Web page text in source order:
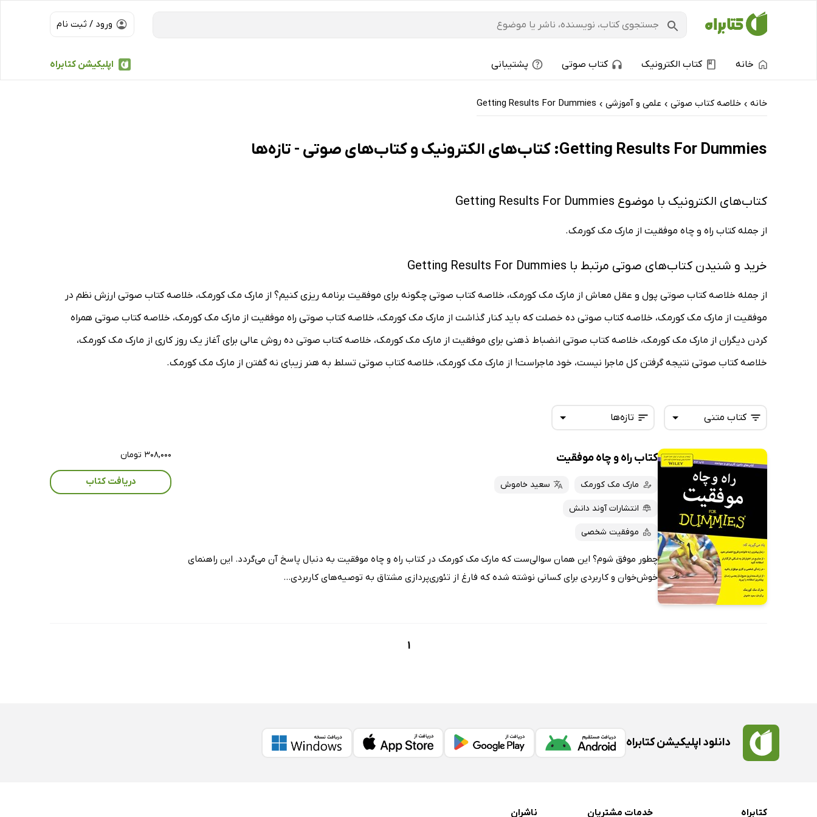
ورود / ثبت نام
اپلیکیشن کتابراه خانه کتاب الکترونیک کتاب صوتی پشتیبانی
خانه › خلاصه کتاب صوتی › علمی و آموزشی ›
Getting Results For Dummies
Getting Results For Dummies: کتاب‌های الکترونیک و کتاب‌های صوتی - تازه‌ها
کتاب‌های الکترونیک با موضوع Getting Results For Dummies
از جمله کتاب راه و چاه موفقیت از مارک مک کورمک.
خرید و شنیدن کتاب‌های صوتی مرتبط با Getting Results For Dummies
از جمله خلاصه کتاب صوتی پول و عقل معاش از مارک مک کورمک، خلاصه کتاب صوتی چگونه برای موفقیت برنامه ریزی کنیم؟ از مارک مک کورمک، خلاصه کتاب صوتی ارزش نظم در
موفقیت از مارک مک کورمک، خلاصه کتاب صوتی ده خصلت که باید کنار گذاشت از مارک مک کورمک، خلاصه کتاب صوتی راه موفقیت از مارک مک کورمک، خلاصه کتاب صوتی همراه
کردن دیگران از مارک مک کورمک، خلاصه کتاب صوتی انضباط ذهنی برای موفقیت از مارک مک کورمک، خلاصه کتاب صوتی ده روش عالی برای آغاز یک روز کاری از مارک مک کورمک،
خلاصه کتاب صوتی نتیجه گرفتن کل ماجرا نیست، خود ماجراست! از مارک مک کورمک، خلاصه کتاب صوتی تسلط به هنر زیبای نه گفتن از مارک مک کورمک.
تازه‌ها
تازه‌ها
داغ‌ترین‌ها
پرفروش‌ها
پربحث‌ها
کتاب متنی
همه کتاب‌ها
کتاب‌های صوتی
کتاب‌های متنی
کتاب راه و چاه موفقیت
مارک مک کورمک سعید خاموش
انتشارات آوند دانش
موفقیت شخصی
چطور موفق شوم؟ این همان سوالی‌ست که مارک مک کورمک در کتاب راه و چاه موفقیت به دنبال پاسخ آن می‌گردد. این راهنمای
خوش‌خوان و کاربردی برای کسانی نوشته شده که فارغ از تئوری‌پردازی مشتاق به توصیه‌های کاربردی...
۳۰۸,۰۰۰ تومان
دریافت کتاب
1
دانلود اپلیکیشن کتابراه
کتابراه خدمات مشتریان ناشران